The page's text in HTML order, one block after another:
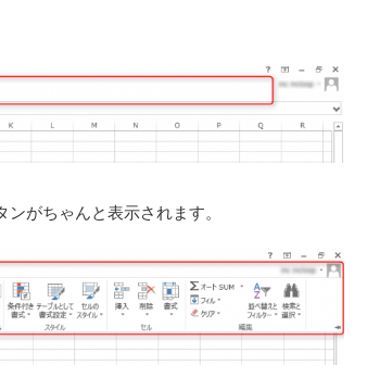
がちゃんと表示されます。